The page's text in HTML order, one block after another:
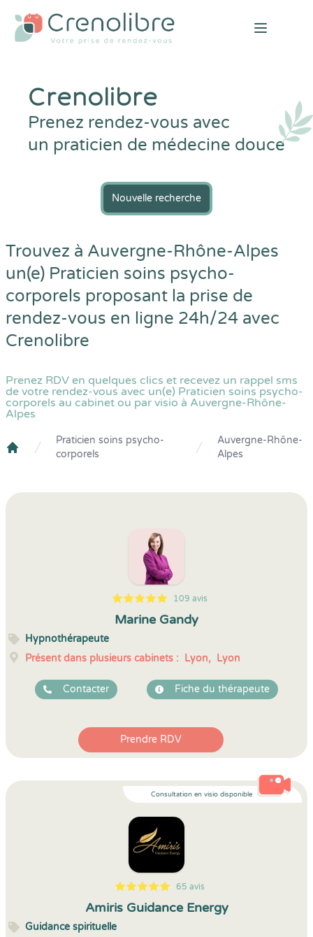
Open
Crenolibre
Prenez rendez-vous avec
un praticien de médecine douce
Nouvelle recherche
Trouvez à Auvergne-Rhône-Alpes
un(e) Praticien soins psycho-
corporels proposant la prise de
rendez-vous en ligne 24h/24 avec
Crenolibre
Prenez RDV en quelques clics et recevez un rappel sms
de votre rendez-vous avec un(e) Praticien soins psycho-
corporels au cabinet ou par visio à Auvergne-Rhône-
Alpes
Crenolibre
Praticien soins psycho-
corporels
Auvergne-Rhône-
Alpes
5
1
5
109 109 avis
Marine Gandy
Hypnothérapeute
Présent dans plusieurs cabinets : Lyon, Lyon
Contacter Fiche du thérapeute
Prendre RDV
Consultation en visio disponible
5
1
5
65 65 avis
Amiris Guidance Energy
Guidance spirituelle